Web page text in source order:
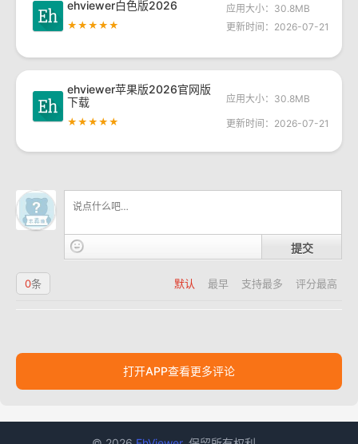
ehviewer白色版2026
★★★★★
应用大小：30.8MB
更新时间：2026-07-21
ehviewer苹果版2026官网版
下载
★★★★★
应用大小：30.8MB
更新时间：2026-07-21
提交
默认 最早 支持最多 评分最高
0条
打开APP查看更多评论